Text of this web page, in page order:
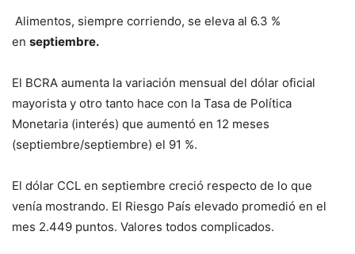
Alimentos, siempre corriendo, se eleva al 6.3 %
en septiembre.
El BCRA aumenta la variación mensual del dólar oficial
mayorista y otro tanto hace con la Tasa de Política
Monetaria (interés) que aumentó en 12 meses
(septiembre/septiembre) el 91 %.
El dólar CCL en septiembre creció respecto de lo que
venía mostrando. El Riesgo País elevado promedió en el
mes 2.449 puntos. Valores todos complicados.